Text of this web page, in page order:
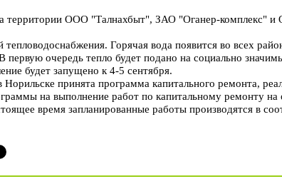
территории ООО "Талнахбыт", ЗАО "Оганер-комплекс"
Горячая вода появится во всех
первую очередь тепло будет подано на социально
будет запущено к 4-5 сентября.
принята программа капитального ремонта,
на выполнение работ по капитальному ремонту на
время запланированные работы производятся в